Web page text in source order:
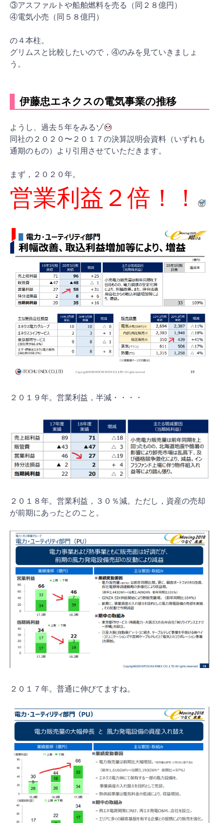
③アスファルトや船舶燃料を売る（同２８億円）
④電気小売（同５８億円）
の４本柱。
グリムスと比較したいので，④のみを見ていきましょ
う。
伊藤忠エネクスの電気事業の推移
ようし、過去５年をみるゾ
同社の２０２０〜２０１７の決算説明会資料（いずれも
通期のもの）より引用させていただきます。
まず，２０２０年。
営業利益２倍！！
２０１９年。営業利益，半減・・・・
２０１８年。営業利益，３０％減。ただし，資産の売却
が前期にあったとのこと。
２０１７年。普通に伸びてますね。